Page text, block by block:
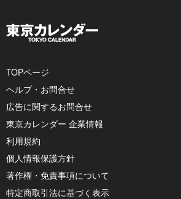
TOPページ
ヘルプ・お問合せ
広告に関するお問合せ
東京カレンダー 企業情報
利用規約
個人情報保護方針
著作権・免責事項について
特定商取引法に基づく表示